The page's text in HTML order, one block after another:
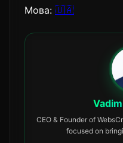
Мова: 🇺🇦
CEO & Founder of
focused on